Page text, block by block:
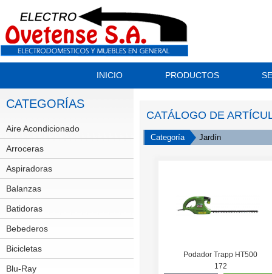
INICIO PRODUCTOS
CATEGORÍAS
Aire Acondicionado
Split
Arroceras
Aspiradoras
Balanzas
Batidoras
Bebederos
Bicicletas
Blu-Ray
CATÁLOGO DE
Categoría Jardín
Podador Trapp HT500
172